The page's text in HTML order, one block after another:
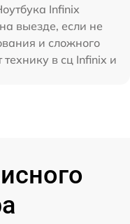
Infinix
выезде, если не
и сложного
в сц Infinix и